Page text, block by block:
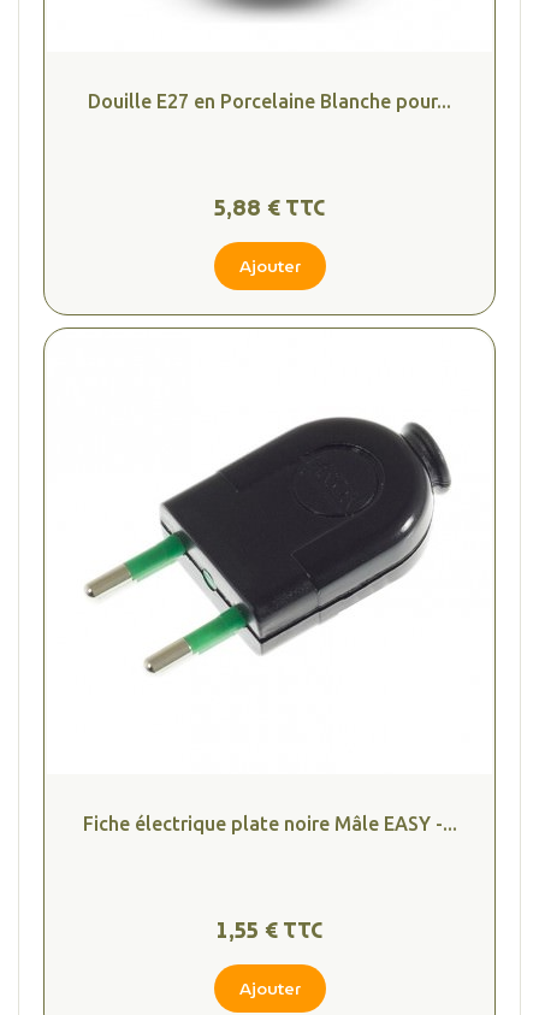
Douille E27 en Porcelaine Blanche pour...
5,88 € TTC
Ajouter
Fiche électrique plate noire Mâle EASY -...
1,55 € TTC
Ajouter